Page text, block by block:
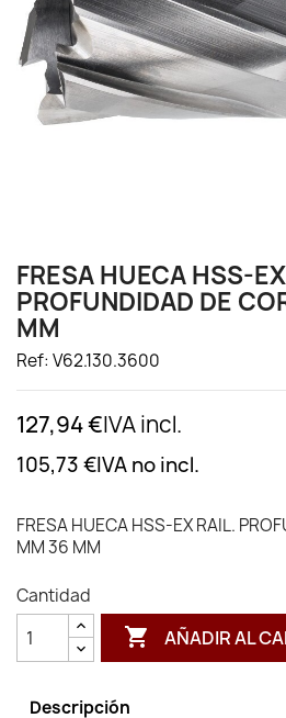
FRESA HUECA HSS-
PROFUNDIDAD DE
MM
Ref: V62.130.3600
127,94 €IVA incl.
105,73 €IVA no incl.
FRESA HUECA HSS-EX RAIL.
MM 36 MM
Cantidad
 AÑADIR AL
Descripción